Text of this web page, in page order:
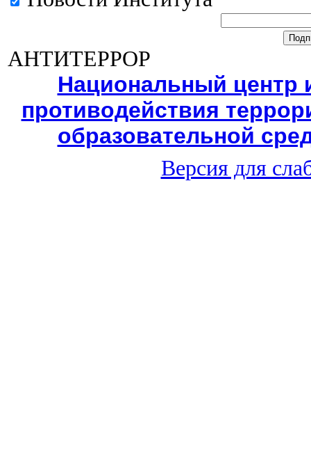
АНТИТЕРРОР
Национальный центр
противодействия
образовательной
Версия для